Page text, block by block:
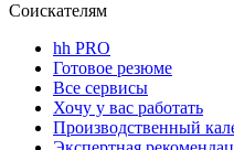
Соискателям
hh PRO
Готовое резюме
Все сервисы
Хочу у вас работать
Производственный